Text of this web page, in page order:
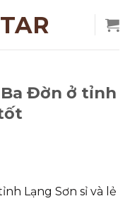
Đờn ở tỉnh
Lạng Sơn sỉ và lẻ